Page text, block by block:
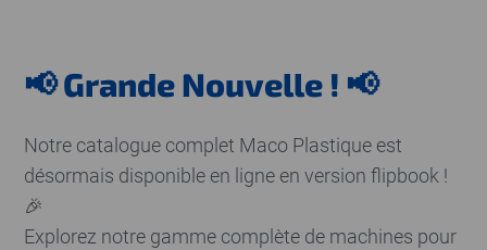
📢 Grande Nouvelle ! 📢
Notre catalogue complet Maco Plastique est
désormais disponible en ligne en version flipbook !
🎉
Explorez notre gamme complète de machines pour